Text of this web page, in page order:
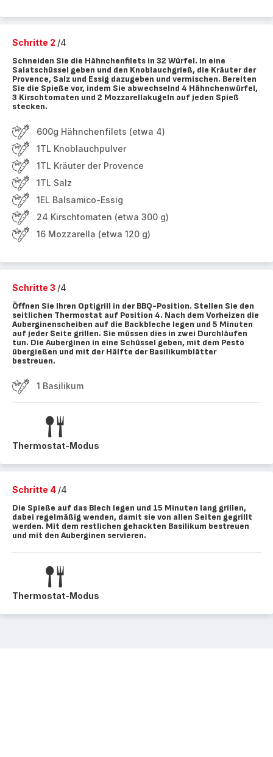
Schritte 2 /4
Schneiden Sie die Hähnchenfilets in 32 Würfel. In eine
Salatschüssel geben und den Knoblauchgrieß, die Kräuter der
Provence, Salz und Essig dazugeben und vermischen. Bereiten
Sie die Spieße vor, indem Sie abwechselnd 4 Hähnchenwürfel,
3 Kirschtomaten und 2 Mozzarellakugeln auf jeden Spieß
stecken.
600g Hähnchenfilets (etwa 4)
1TL Knoblauchpulver
1TL Kräuter der Provence
1TL Salz
1EL Balsamico-Essig
24 Kirschtomaten (etwa 300 g)
16 Mozzarella (etwa 120 g)
Schritte 3 /4
Öffnen Sie Ihren Optigrill in der BBQ-Position. Stellen Sie den
seitlichen Thermostat auf Position 4. Nach dem Vorheizen die
Auberginenscheiben auf die Backbleche legen und 5 Minuten
auf jeder Seite grillen. Sie müssen dies in zwei Durchläufen
tun. Die Auberginen in eine Schüssel geben, mit dem Pesto
übergießen und mit der Hälfte der Basilikumblätter
bestreuen.
1 Basilikum
Thermostat-Modus
Schritte 4 /4
Die Spieße auf das Blech legen und 15 Minuten lang grillen,
dabei regelmäßig wenden, damit sie von allen Seiten gegrillt
werden. Mit dem restlichen gehackten Basilikum bestreuen
und mit den Auberginen servieren.
Thermostat-Modus